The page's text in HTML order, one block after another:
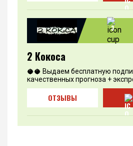
3
2 Кокоса
🥥🥥 Выдаем бесплатную
качественных прогноза +
ОТЗЫВЫ